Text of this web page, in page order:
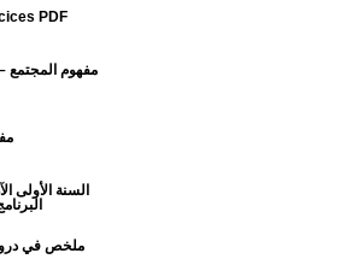
PDF
مفهوم المجتمع –
السنة الأولى